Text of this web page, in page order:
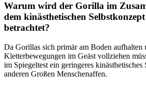
Warum wird der Gorilla im
dem kinästhetischen
betrachtet?
Da Gorillas sich primär am Boden aufhalten
Kletterbewegungen im Geäst vollziehen
im Spiegeltest ein geringeres kinästhetisches
anderen Großen Menschenaffen.